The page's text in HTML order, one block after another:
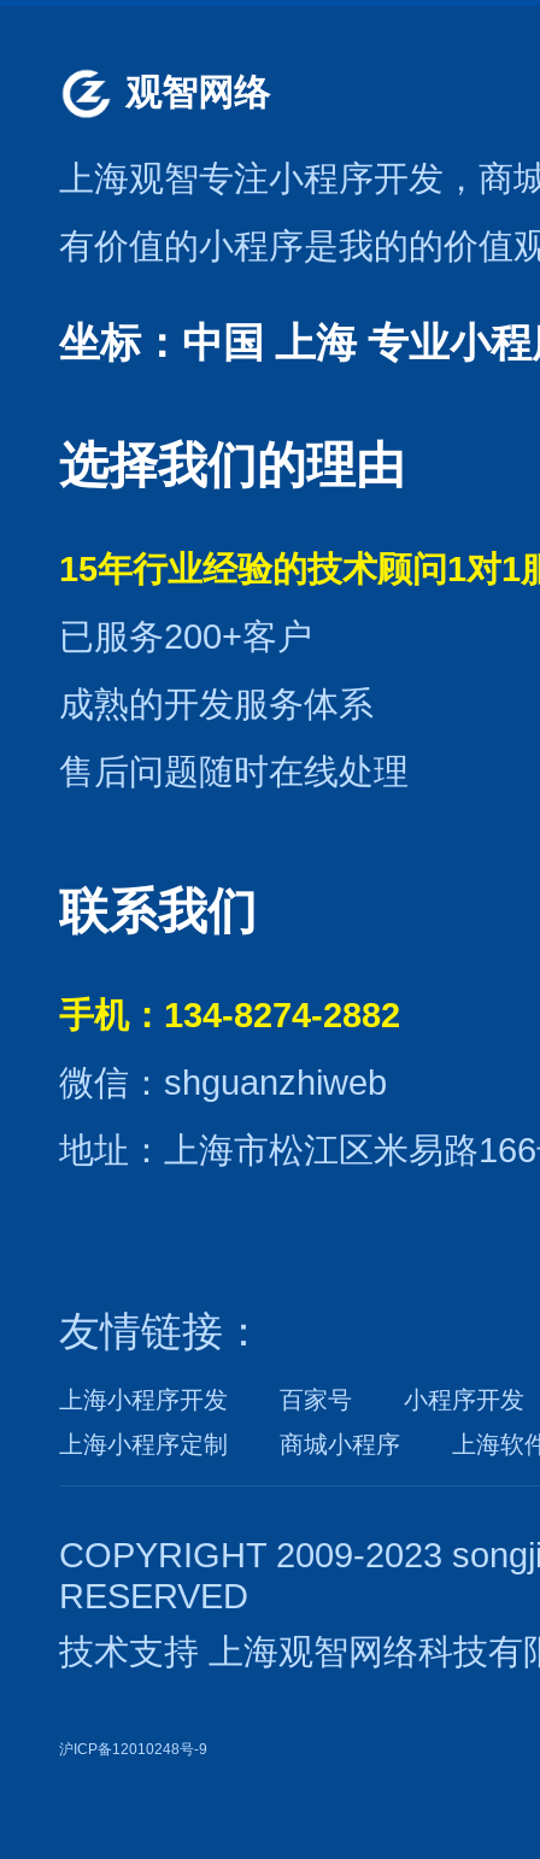
观智网络
上海观智专注小程序开发 ，商
有价值的小程序是我的的价值
坐标：中国 上海 专业小
选择我们的理由
15年行业经验的技术顾问1对1
已服务200+客户
成熟的开发服务体系
售后问题随时在线处理
联系我们
手机：134-8274-2882
微信：shguanzhiweb
地址：上海市松江区米易路
友情链接：
上海小程序开发 百家号
小程序开发
上海小程序定制
商城小程序 上海软
COPYRIGHT 2009-2023
RESERVED
技术支持
上海观智网络科技有
沪ICP备12010248号-9